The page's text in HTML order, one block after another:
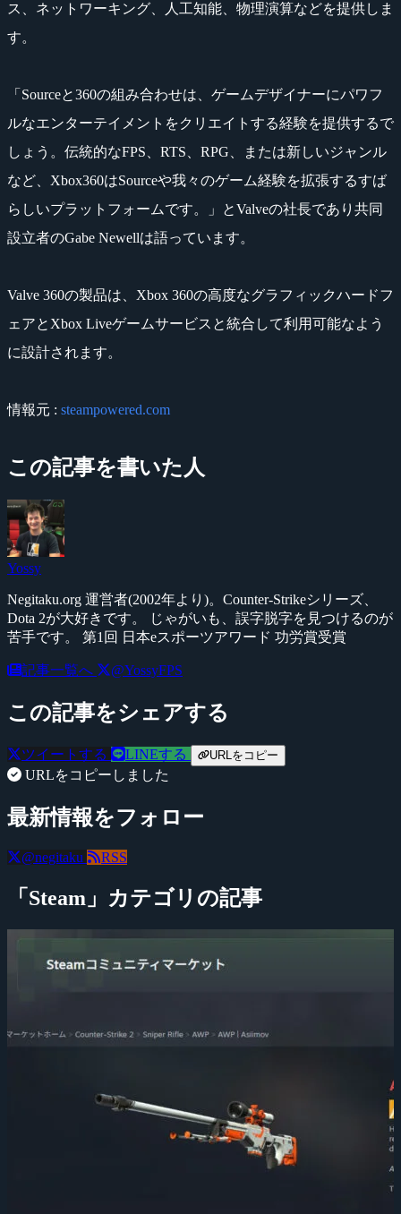
ス、ネットワーキング、人工知能、物理演算などを提供しま
す。
「Sourceと360の組み合わせは、ゲームデザイナーにパワフ
ルなエンターテイメントをクリエイトする経験を提供するで
しょう。伝統的なFPS、RTS、RPG、または新しいジャンル
など、Xbox360はSourceや我々のゲーム経験を拡張するすば
らしいプラットフォームです。」とValveの社長であり共同
設立者のGabe Newellは語っています。
Valve 360の製品は、Xbox 360の高度なグラフィックハードフ
ェアとXbox Liveゲームサービスと統合して利用可能なよう
に設計されます。
情報元 : steampowered.com
この記事を書いた人
Yossy
Negitaku.org 運営者(2002年より)。Counter-Strikeシリーズ、
Dota 2が大好きです。 じゃがいも、誤字脱字を見つけるのが
苦手です。 第1回 日本eスポーツアワード 功労賞受賞
記事一覧へ @YossyFPS
この記事をシェアする
ツイートする LINEする URLをコピー
URLをコピーしました
最新情報をフォロー
@negitaku RSS
「Steam」カテゴリの記事